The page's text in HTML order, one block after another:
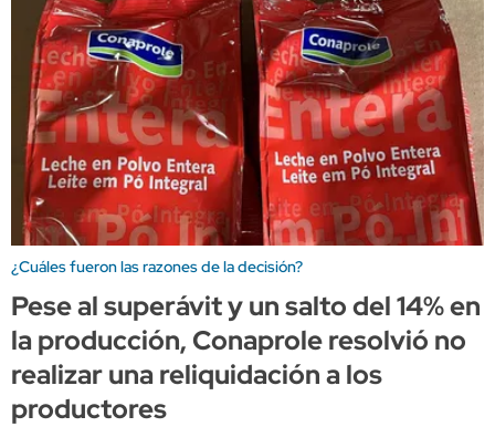
¿Cuáles fueron las razones de la decisión?
Pese al superávit y un salto del 14% en
la producción, Conaprole resolvió no
realizar una reliquidación a los
productores